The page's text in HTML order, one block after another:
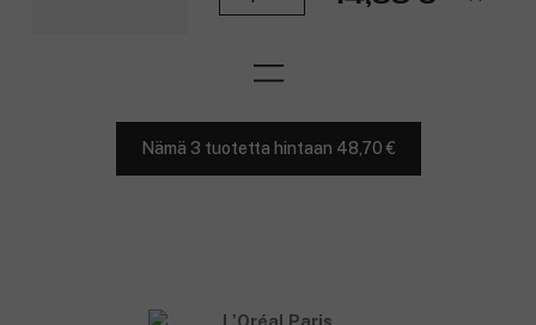
Nämä 3 tuotetta hintaan 48,70 €